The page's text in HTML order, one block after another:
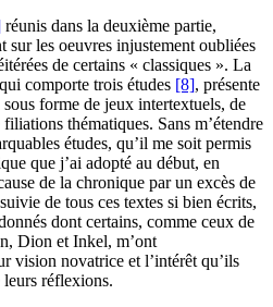
réunis dans la deuxième partie,
sur les oeuvres injustement oubliées
de certains « classiques ». La
comporte trois études [8], présente
forme de jeux intertextuels, de
filiations thématiques. Sans m’étendre
études, qu’il me soit permis
que j’ai adopté au début, en
de la chronique par un excès de
de tous ces textes si bien écrits,
dont certains, comme ceux de
Dion et Inkel, m’ont
vision novatrice et l’intérêt qu’ils
leurs réflexions.